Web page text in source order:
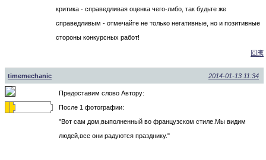
критика - справедливая оценка чего-либо, так будьте же
справедливым - отмечайте не только негативные, но и позитивные
стороны конкурсных работ!
回應
timemechanic 2014-01-13 11:34
Предоставим слово Автору:
После 1 фотографии:
"Вот сам дом,выполненный во французском стиле.Мы видим
людей,все они радуются празднику."